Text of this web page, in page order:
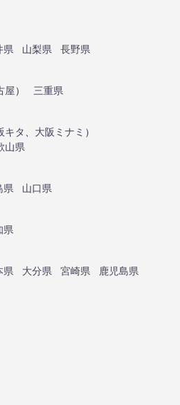
県 山梨県
長野県
屋）
三重県
キタ 大阪ミナミ ）
山県
県
山口県
県
県 大分県 宮崎県
鹿児島県